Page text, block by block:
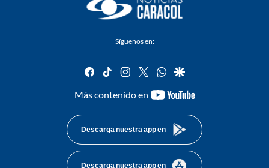
Síguenos en:
facebook
tiktok instagram
twitterwhatsapp
google
Más contenido en
youtube-
Descarga nuestra app en
Descarga nuestra app en